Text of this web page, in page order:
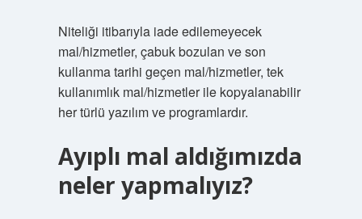
Niteliği itibarıyla iade edilemeyecek
mal/hizmetler, çabuk bozulan ve son
kullanma tarihi geçen mal/hizmetler, tek
kullanımlık mal/hizmetler ile kopyalanabilir
her türlü yazılım ve programlardır.
Ayıplı mal aldığımızda
neler yapmalıyız?